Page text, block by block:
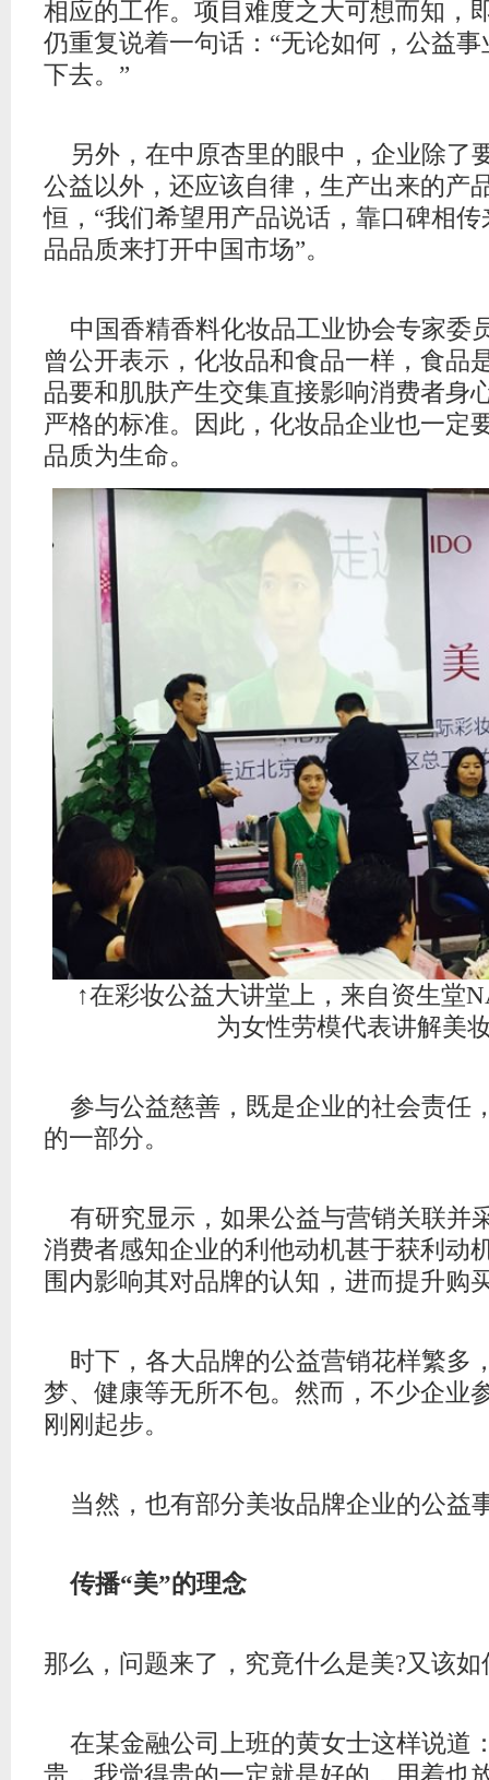
相应的工作。项目难度之大可想而知，
仍重复说着一句话：“无论如何，公益
下去。”
另外，在中原杏里的眼中，企业除了
公益以外，还应该自律，生产出来的产
恒，“我们希望用产品说话，靠口碑相
品品质来打开中国市场”。
中国香精香料化妆品工业协会专家委
曾公开表示，化妆品和食品一样，食品
品要和肌肤产生交集直接影响消费者身
严格的标准。因此，化妆品企业也一定
品质为生命。
↑在彩妆公益大讲堂上，来自资生堂
为女性劳模代表讲解美
参与公益慈善，既是企业的社会责任
的一部分。
有研究显示，如果公益与营销关联并
消费者感知企业的利他动机甚于获利动
围内影响其对品牌的认知，进而提升购
时下，各大品牌的公益营销花样繁多
梦、健康等无所不包。然而，不少企业
刚刚起步。
当然，也有部分美妆品牌企业的公益
传播“美”的理念
那么，问题来了，究竟什么是美?又该如
在某金融公司上班的黄女士这样说道